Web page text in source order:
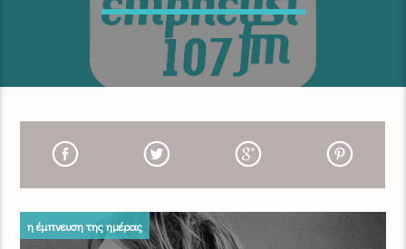
η έμπνευση της ημέρας